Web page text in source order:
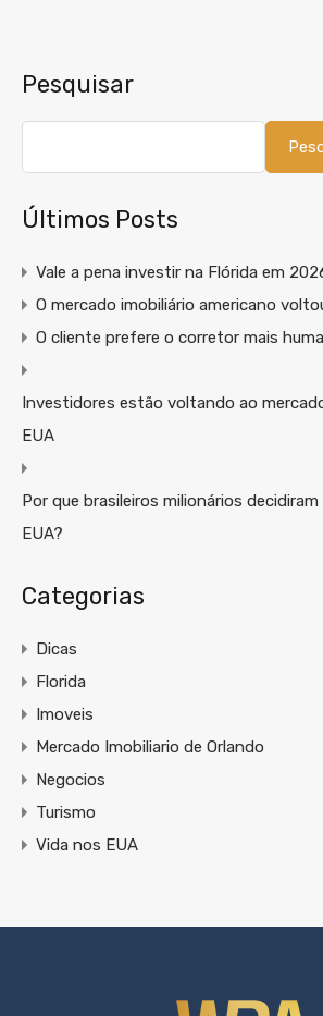
Pesquisar
Últimos Posts
Vale a pena investir na Flórida em
O mercado imobiliário americano
O cliente prefere o corretor mais
Investidores estão voltando ao
EUA
Por que brasileiros milionários
EUA?
Categorias
Dicas
Florida
Imoveis
Mercado Imobiliario de Orlando
Negocios
Turismo
Vida nos EUA